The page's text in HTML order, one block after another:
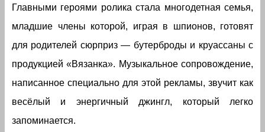
Главными героями ролика стала многодетная семья,
младшие члены которой, играя в шпионов, готовят
для родителей сюрприз — бутерброды и круассаны с
продукцией «Вязанка». Музыкальное сопровождение,
написанное специально для этой рекламы, звучит как
весёлый и энергичный джингл, который легко
запоминается.